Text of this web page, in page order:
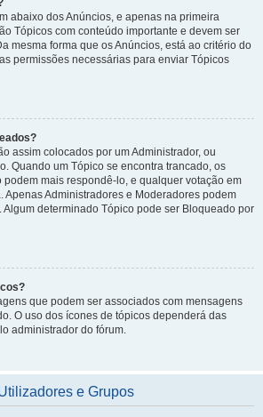
abaixo dos Anúncios, e apenas na primeira
Tópicos com conteúdo importante e devem ser
mesma forma que os Anúncios, está ao critério do
permissões necessárias para enviar Tópicos
assim colocados por um Administrador, ou
Quando um Tópico se encontra trancado, os
podem mais respondê-lo, e qualquer votação em
Apenas Administradores e Moderadores podem
Algum determinado Tópico pode ser Bloqueado por
que podem ser associados com mensagens
O uso dos ícones de tópicos dependerá das
administrador do fórum.
e Grupos